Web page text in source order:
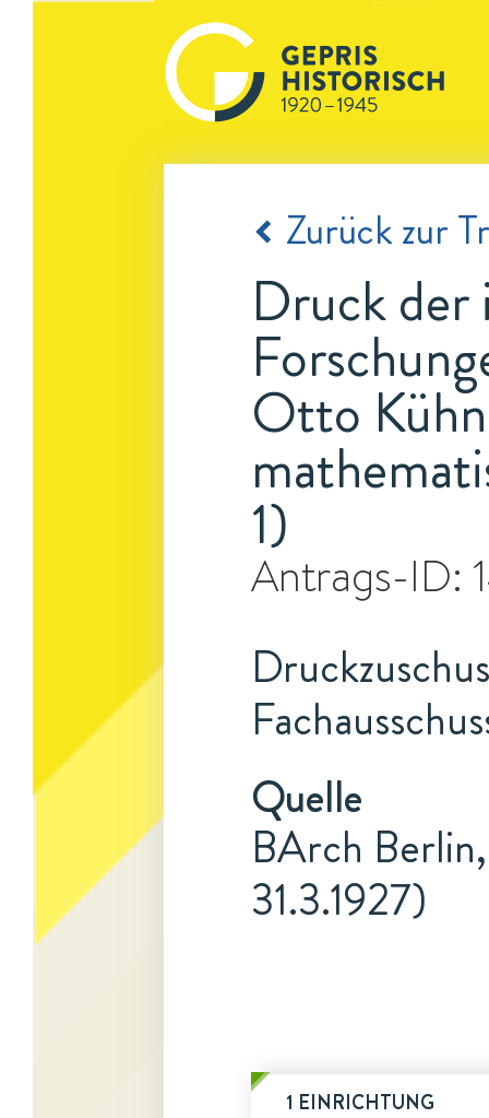
Zurück zur
Druck der
Otto
1)
Antrags-ID:
Quelle
BArch
31.3.1927)
1 EINRICHTUNG